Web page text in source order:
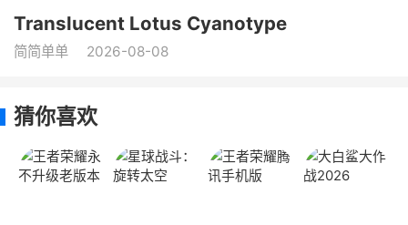
Translucent Lotus Cyanotype
简简单单 2026-08-08
猜你喜欢